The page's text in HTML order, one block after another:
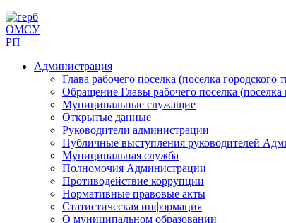
ОМСУ
РП
Администрация
Глава рабочего поселка (поселка городского
Обращение Главы рабочего поселка
Муниципальные служащие
Открытые данные
Руководители администрации
Публичные выступления руководителей
Муниципальная служба
Полномочия Администрации
Противодействие коррупции
Нормативные правовые акты
Статистическая информация
О муниципальном образовании